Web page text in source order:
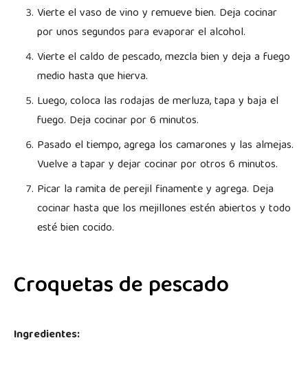
Vierte el vaso de vino y remueve bien. Deja cocinar
por unos segundos para evaporar el alcohol.
Vierte el caldo de pescado, mezcla bien y deja a fuego
medio hasta que hierva.
Luego, coloca las rodajas de merluza, tapa y baja el
fuego. Deja cocinar por 6 minutos.
Pasado el tiempo, agrega los camarones y las almejas.
Vuelve a tapar y dejar cocinar por otros 6 minutos.
Picar la ramita de perejil finamente y agrega. Deja
cocinar hasta que los mejillones estén abiertos y todo
esté bien cocido.
Croquetas de pescado
Ingredientes: